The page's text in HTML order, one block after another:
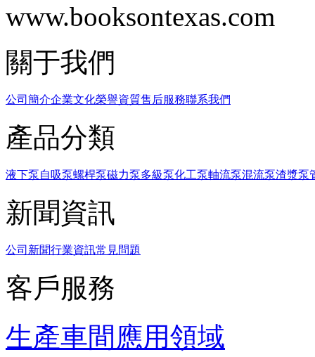
www.booksontexas.com
關于我們
公司簡介企業文化榮譽資質售后服務聯系我們
產品分類
液下泵自吸泵螺桿泵磁力泵多級泵化工泵軸流泵混流泵渣漿泵
新聞資訊
公司新聞行業資訊常見問題
客戶服務
生產車間 應用領域